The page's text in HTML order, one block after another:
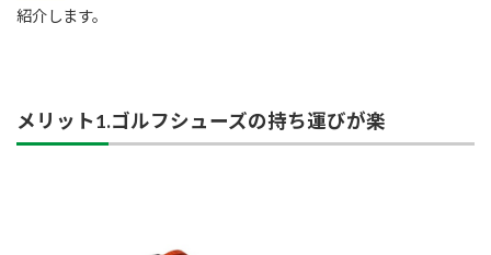
紹介します。
メリット1.ゴルフシューズの持ち運びが楽